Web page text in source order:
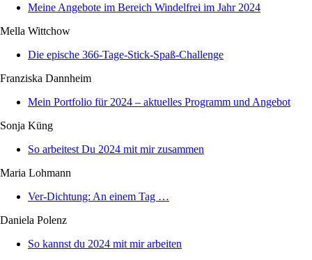
Meine Angebote im Bereich Windelfrei im Jahr 2024
Mella Wittchow
Die epische 366-Tage-Stick-Spaß-Challenge
Franziska Dannheim
Mein Portfolio für 2024 – aktuelles Programm und Angebot
Sonja Küng
So arbeitest Du 2024 mit mir zusammen
Maria Lohmann
Ver-Dichtung: An einem Tag …
Daniela Polenz
So kannst du 2024 mit mir arbeiten